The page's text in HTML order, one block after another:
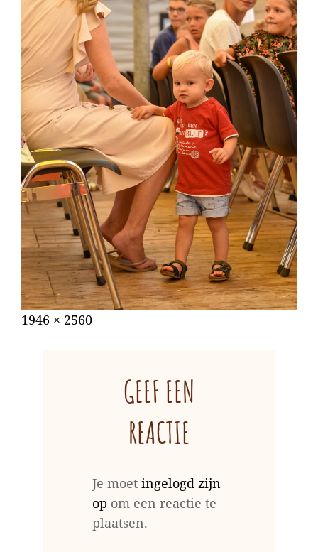
Gepubliceerd
augustus
Volledige
1946 × 2560
GEEF EEN
REACTIE
Je moet ingelogd zijn
op om een reactie te
plaatsen.